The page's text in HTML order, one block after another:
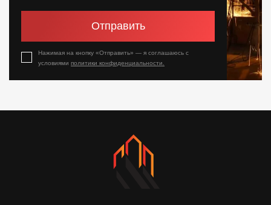
Отправить
Нажимая на кнопку «Отправить» — я соглашаюсь с
условиями политики конфиденциальности.